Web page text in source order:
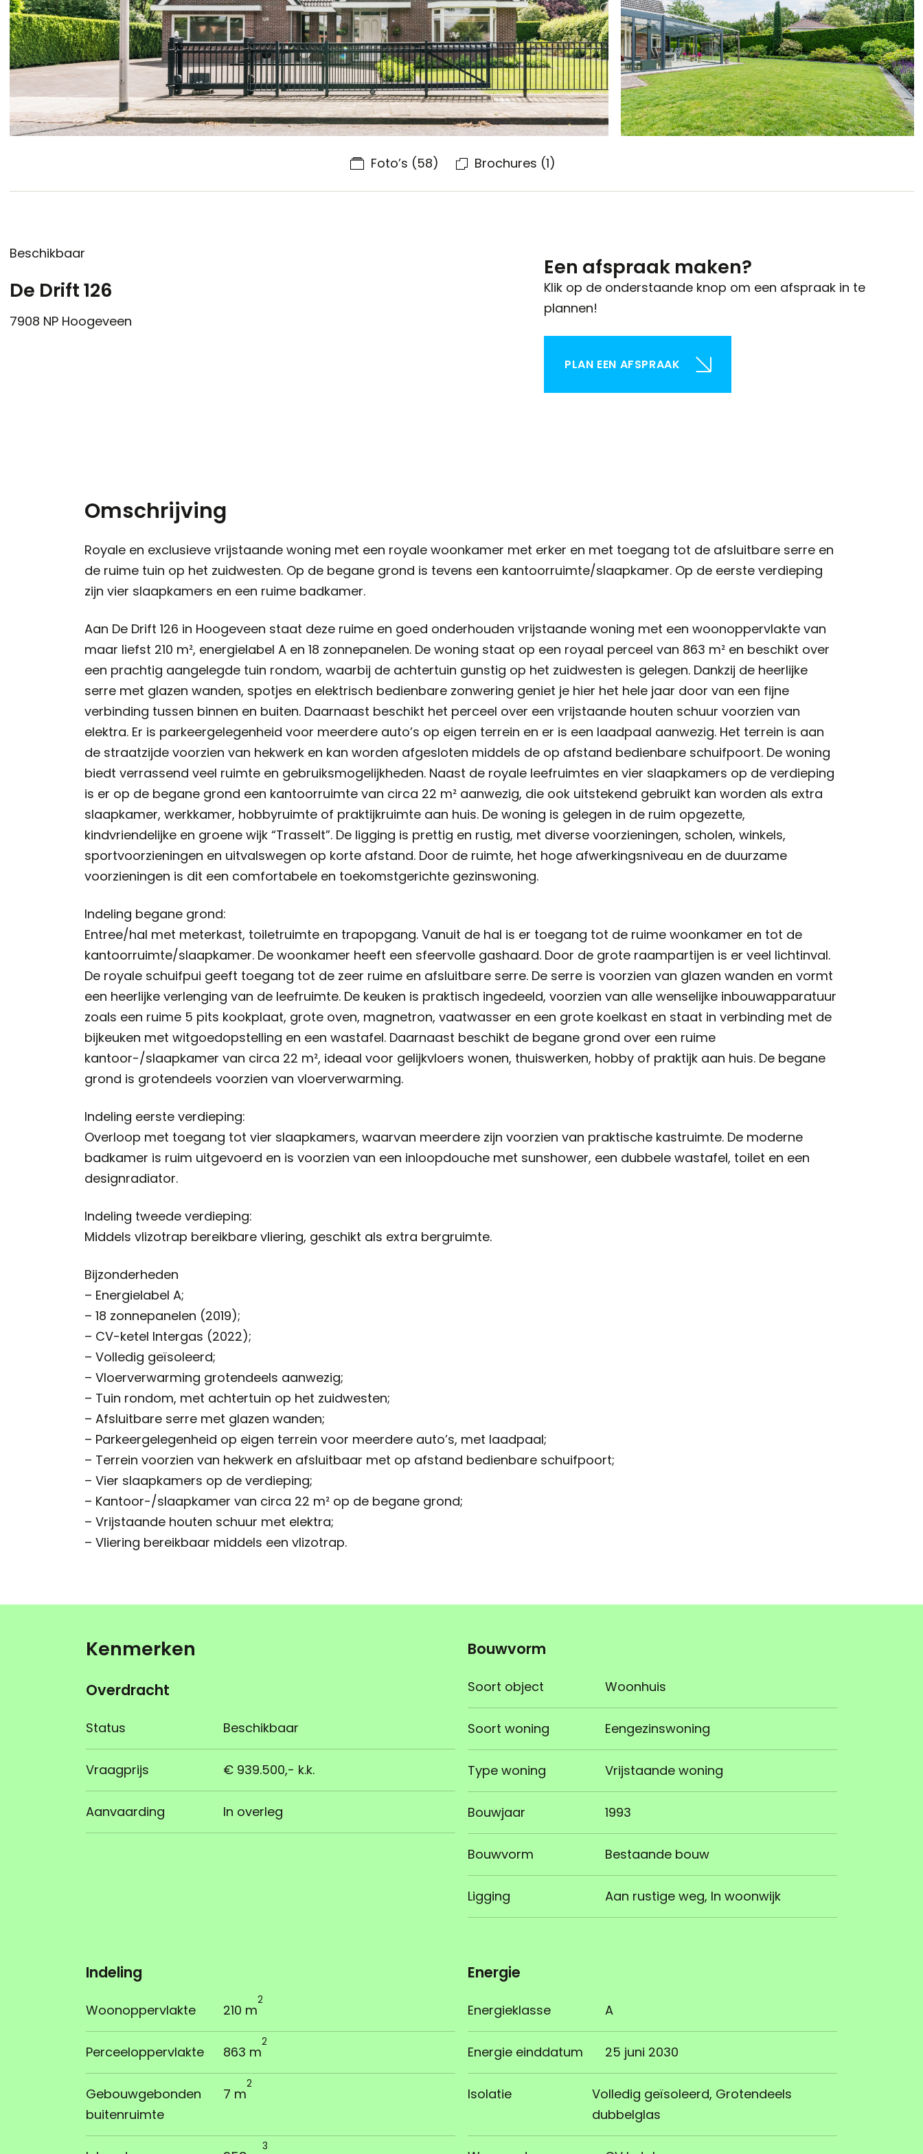
Foto’s (58) Brochures (1)
Beschikbaar
De Drift 126
7908 NPHoogeveen
Een afspraak maken?
Klik op de onderstaande knop om een afspraak in te
plannen!
PLAN EEN AFSPRAAK
Omschrijving
Royale en exclusieve vrijstaande woning met een royale woonkamer met erker en met toegang tot de afsluitbare serre en
de ruime tuin op het zuidwesten. Op de begane grond is tevens een kantoorruimte/slaapkamer. Op de eerste verdieping
zijn vier slaapkamers en een ruime badkamer.
Aan De Drift 126 in Hoogeveen staat deze ruime en goed onderhouden vrijstaande woning met een woonoppervlakte van
maar liefst 210 m², energielabel A en 18 zonnepanelen. De woning staat op een royaal perceel van 863 m² en beschikt over
een prachtig aangelegde tuin rondom, waarbij de achtertuin gunstig op het zuidwesten is gelegen. Dankzij de heerlijke
serre met glazen wanden, spotjes en elektrisch bedienbare zonwering geniet je hier het hele jaar door van een fijne
verbinding tussen binnen en buiten. Daarnaast beschikt het perceel over een vrijstaande houten schuur voorzien van
elektra. Er is parkeergelegenheid voor meerdere auto’s op eigen terrein en er is een laadpaal aanwezig. Het terrein is aan
de straatzijde voorzien van hekwerk en kan worden afgesloten middels de op afstand bedienbare schuifpoort. De woning
biedt verrassend veel ruimte en gebruiksmogelijkheden. Naast de royale leefruimtes en vier slaapkamers op de verdieping
is er op de begane grond een kantoorruimte van circa 22 m² aanwezig, die ook uitstekend gebruikt kan worden als extra
slaapkamer, werkkamer, hobbyruimte of praktijkruimte aan huis. De woning is gelegen in de ruim opgezette,
kindvriendelijke en groene wijk “Trasselt”. De ligging is prettig en rustig, met diverse voorzieningen, scholen, winkels,
sportvoorzieningen en uitvalswegen op korte afstand. Door de ruimte, het hoge afwerkingsniveau en de duurzame
voorzieningen is dit een comfortabele en toekomstgerichte gezinswoning.
Indeling begane grond:
Entree/hal met meterkast, toiletruimte en trapopgang. Vanuit de hal is er toegang tot de ruime woonkamer en tot de
kantoorruimte/slaapkamer. De woonkamer heeft een sfeervolle gashaard. Door de grote raampartijen is er veel lichtinval.
De royale schuifpui geeft toegang tot de zeer ruime en afsluitbare serre. De serre is voorzien van glazen wanden en vormt
een heerlijke verlenging van de leefruimte. De keuken is praktisch ingedeeld, voorzien van alle wenselijke inbouwapparatuur
zoals een ruime 5 pits kookplaat, grote oven, magnetron, vaatwasser en een grote koelkast en staat in verbinding met de
bijkeuken met witgoedopstelling en een wastafel. Daarnaast beschikt de begane grond over een ruime
kantoor-/slaapkamer van circa 22 m², ideaal voor gelijkvloers wonen, thuiswerken, hobby of praktijk aan huis. De begane
grond is grotendeels voorzien van vloerverwarming.
Indeling eerste verdieping:
Overloop met toegang tot vier slaapkamers, waarvan meerdere zijn voorzien van praktische kastruimte. De moderne
badkamer is ruim uitgevoerd en is voorzien van een inloopdouche met sunshower, een dubbele wastafel, toilet en een
designradiator.
Indeling tweede verdieping:
Middels vlizotrap bereikbare vliering, geschikt als extra bergruimte.
Bijzonderheden
– Energielabel A;
– 18 zonnepanelen (2019);
– CV-ketel Intergas (2022);
– Volledig geïsoleerd;
– Vloerverwarming grotendeels aanwezig;
– Tuin rondom, met achtertuin op het zuidwesten;
– Afsluitbare serre met glazen wanden;
– Parkeergelegenheid op eigen terrein voor meerdere auto’s, met laadpaal;
– Terrein voorzien van hekwerk en afsluitbaar met op afstand bedienbare schuifpoort;
– Vier slaapkamers op de verdieping;
– Kantoor-/slaapkamer van circa 22 m² op de begane grond;
– Vrijstaande houten schuur met elektra;
– Vliering bereikbaar middels een vlizotrap.
Kenmerken
Overdracht
Status Beschikbaar
Vraagprijs € 939.500,- k.k.
Aanvaarding In overleg
Bouwvorm
Soort object Woonhuis
Soort woning Eengezinswoning
Type woning Vrijstaande woning
Bouwjaar 1993
Bouwvorm Bestaande bouw
Ligging Aan rustige weg, In woonwijk
Indeling
Woonoppervlakte 210 m
2
Perceeloppervlakte 863 m
2
Gebouwgebonden
buitenruimte
7 m
2
3
Energie
Energieklasse A
Energie einddatum 25 juni 2030
Isolatie
Volledig geïsoleerd, Grotendeels
dubbelglas